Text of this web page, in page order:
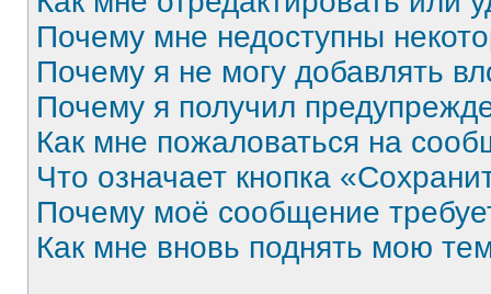
Почему мне недоступны
Почему я не могу добавлять
Почему я получил
Как мне пожаловаться на
Что означает кнопка
Почему моё сообщение
Как мне вновь поднять мою